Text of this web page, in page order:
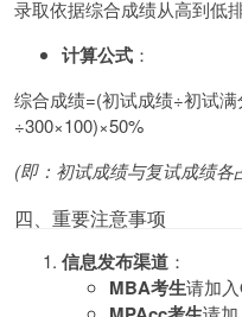
录取依据综合成绩从高到低排
计算公式 ：
综合成绩=(初试成绩÷初试
÷300×100)×50%
(即：初试成绩与复试成绩各
四、重要注意事项
信息发布渠道 ：
MBA考生请加入